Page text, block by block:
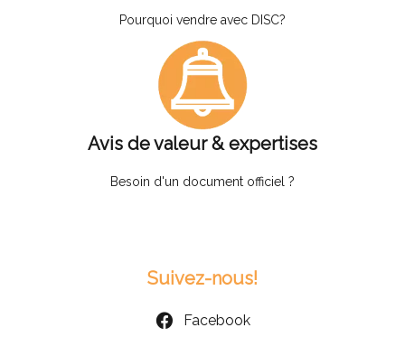
Pourquoi vendre avec DISC?
Avis de valeur & expertises
Besoin d'un document officiel ?
Suivez-nous!
Facebook